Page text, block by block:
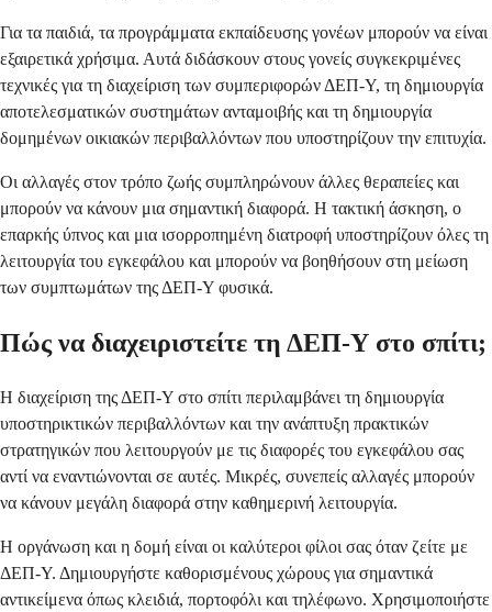
Για τα παιδιά, τα προγράμματα εκπαίδευσης γονέων μπορούν να είναι
εξαιρετικά χρήσιμα. Αυτά διδάσκουν στους γονείς συγκεκριμένες
τεχνικές για τη διαχείριση των συμπεριφορών ΔΕΠ-Υ, τη δημιουργία
αποτελεσματικών συστημάτων ανταμοιβής και τη δημιουργία
δομημένων οικιακών περιβαλλόντων που υποστηρίζουν την επιτυχία.
Οι αλλαγές στον τρόπο ζωής συμπληρώνουν άλλες θεραπείες και
μπορούν να κάνουν μια σημαντική διαφορά. Η τακτική άσκηση, ο
επαρκής ύπνος και μια ισορροπημένη διατροφή υποστηρίζουν όλες τη
λειτουργία του εγκεφάλου και μπορούν να βοηθήσουν στη μείωση
των συμπτωμάτων της ΔΕΠ-Υ φυσικά.
Πώς να διαχειριστείτε τη ΔΕΠ-Υ στο σπίτι;
Η διαχείριση της ΔΕΠ-Υ στο σπίτι περιλαμβάνει τη δημιουργία
υποστηρικτικών περιβαλλόντων και την ανάπτυξη πρακτικών
στρατηγικών που λειτουργούν με τις διαφορές του εγκεφάλου σας
αντί να εναντιώνονται σε αυτές. Μικρές, συνεπείς αλλαγές μπορούν
να κάνουν μεγάλη διαφορά στην καθημερινή λειτουργία.
Η οργάνωση και η δομή είναι οι καλύτεροι φίλοι σας όταν ζείτε με
ΔΕΠ-Υ. Δημιουργήστε καθορισμένους χώρους για σημαντικά
αντικείμενα όπως κλειδιά, πορτοφόλι και τηλέφωνο. Χρησιμοποιήστε